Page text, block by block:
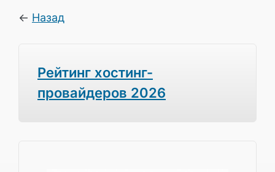
← Назад
Рейтинг хостинг-
провайдеров 2026